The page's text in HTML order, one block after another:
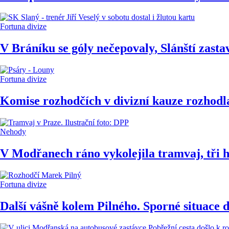
Fortuna divize
V Bráníku se góly nečepovaly, Slánští
Fortuna divize
Komise rozhodčích v divizní kauze
Nehody
V Modřanech ráno vykolejila tramvaj, tři
Fortuna divize
Další vášně kolem Pilného. Sporné situace